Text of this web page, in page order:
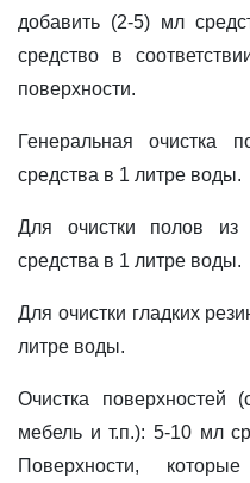
добавить (2-5) мл
средство в
поверхности.
Генеральная очистка
средства в 1 литре воды.
Для очистки полов
средства в 1 литре воды.
Для очистки гладких
литре воды.
Очистка поверхностей
мебель и т.п.): 5-10 мл
Поверхности,